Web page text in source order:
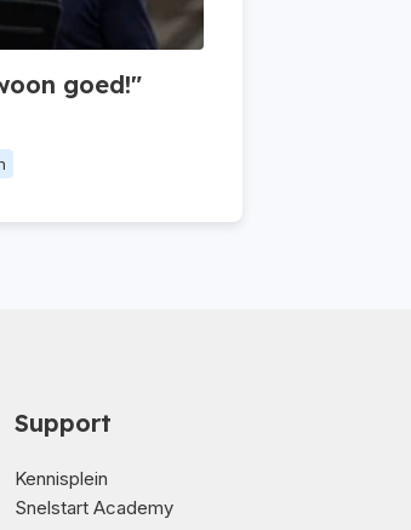
goed!"
Support
Kennisplein
Snelstart Academy